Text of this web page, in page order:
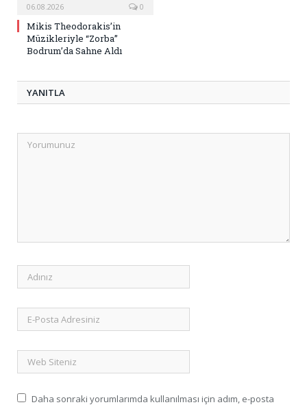
06.08.2026 0
Mikis Theodorakis’in
Müzikleriyle “Zorba”
Bodrum’da Sahne Aldı
YANITLA
Daha sonraki yorumlarımda kullanılması için adım, e-posta